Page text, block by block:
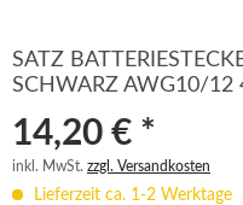
SATZ
SCHWARZ AWG10/12
14,20 € *
inkl. MwSt. zzgl. Versandkosten
Lieferzeit ca. 1-2 Werktage